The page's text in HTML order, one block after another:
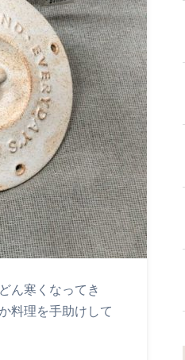
ん寒くなってき
料理を手助けして